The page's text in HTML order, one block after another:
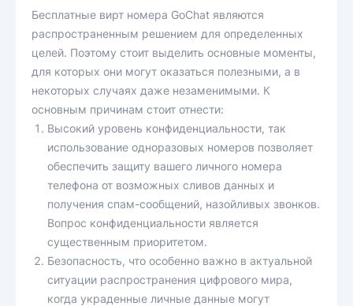
Бесплатные вирт номера GoChat являются
распространенным решением для определенных
целей. Поэтому стоит выделить основные моменты,
для которых они могут оказаться полезными, а в
некоторых случаях даже незаменимыми. К
основным причинам стоит отнести:
Высокий уровень конфиденциальности, так
использование одноразовых номеров позволяет
обеспечить защиту вашего личного номера
телефона от возможных сливов данных и
получения спам-сообщений, назойливых звонков.
Вопрос конфиденциальности является
существенным приоритетом.
Безопасность, что особенно важно в актуальной
ситуации распространения цифрового мира,
когда украденные личные данные могут